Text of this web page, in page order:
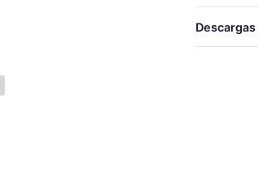
M
Descargas